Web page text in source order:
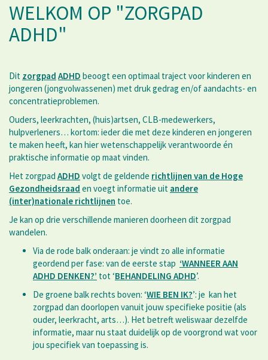
WELKOM OP "ZORGPAD
ADHD"
Dit zorgpad ADHD beoogt een optimaal traject voor kinderen en
jongeren (jongvolwassenen) met druk gedrag en/of aandachts- en
concentratieproblemen.
Ouders, leerkrachten, (huis)artsen, CLB-medewerkers,
hulpverleners… kortom: ieder die met deze kinderen en jongeren
te maken heeft, kan hier wetenschappelijk verantwoorde én
praktische informatie op maat vinden.
Het zorgpad ADHD volgt de geldende richtlijnen van de Hoge
Gezondheidsraad en voegt informatie uit andere
(inter)nationale richtlijnen toe.
Je kan op drie verschillende manieren doorheen dit zorgpad
wandelen.
Via de rode balk onderaan: je vindt zo alle informatie
geordend per fase: van de eerste stap ‘WANNEER AAN
ADHD DENKEN?’ tot ‘BEHANDELING ADHD’.
De groene balk rechts boven: ‘WIE BEN IK?’: je kan het
zorgpad dan doorlopen vanuit jouw specifieke positie (als
ouder, leerkracht, arts…). Het betreft weliswaar dezelfde
informatie, maar nu staat duidelijk op de voorgrond wat voor
jou specifiek van toepassing is.